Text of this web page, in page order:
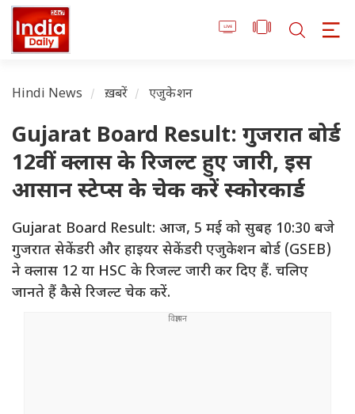
Hindi News ख़बरें एजुकेशन
Gujarat Board Result: गुजरात बोर्ड
12वीं क्लास के रिजल्ट हुए जारी, इस
आसान स्टेप्स के चेक करें स्कोरकार्ड
Gujarat Board Result: आज, 5 मई को सुबह 10:30 बजे
गुजरात सेकेंडरी और हाइयर सेकेंडरी एजुकेशन बोर्ड (GSEB)
ने क्लास 12 या HSC के रिजल्ट जारी कर दिए हैं. चलिए
जानते हैं कैसे रिजल्ट चेक करें.